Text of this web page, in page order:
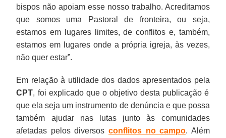
bispos não apoiam esse nosso trabalho. Acreditamos
que somos uma Pastoral de fronteira, ou seja,
estamos em lugares limites, de conflitos e, também,
estamos em lugares onde a própria igreja, às vezes,
não quer estar”.
Em relação à utilidade dos dados apresentados pela
CPT, foi explicado que o objetivo desta publicação é
que ela seja um instrumento de denúncia e que possa
também ajudar nas lutas junto às comunidades
afetadas pelos diversos conflitos no campo. Além